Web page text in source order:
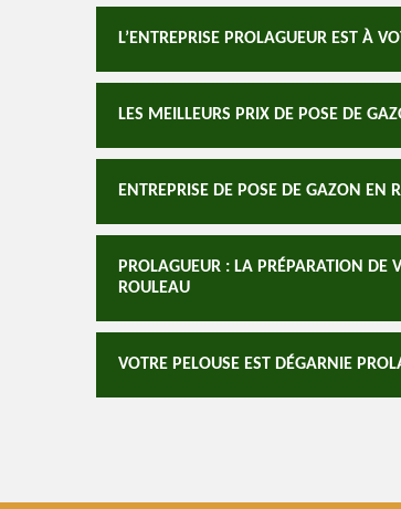
L’ENTREPRISE PROLAGUEUR EST À
LES MEILLEURS PRIX DE POSE DE
ENTREPRISE DE POSE DE GAZON EN
PROLAGUEUR : LA PRÉPARATION DE
ROULEAU
VOTRE PELOUSE EST DÉGARNIE